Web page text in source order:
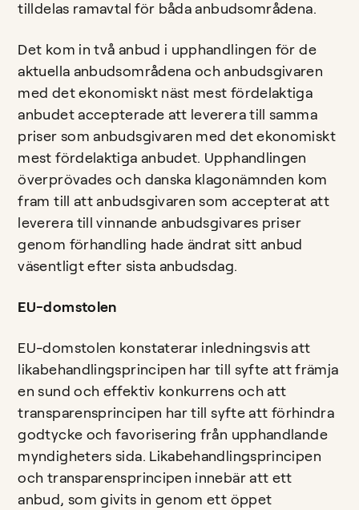
tilldelas ramavtal för båda anbudsområdena.
Det kom in två anbud i upphandlingen för de
aktuella anbudsområdena och anbudsgivaren
med det ekonomiskt näst mest fördelaktiga
anbudet accepterade att leverera till samma
priser som anbudsgivaren med det ekonomiskt
mest fördelaktiga anbudet. Upphandlingen
överprövades och danska klagonämnden kom
fram till att anbudsgivaren som accepterat att
leverera till vinnande anbudsgivares priser
genom förhandling hade ändrat sitt anbud
väsentligt efter sista anbudsdag.
EU-domstolen
EU-domstolen konstaterar inledningsvis att
likabehandlingsprincipen har till syfte att främja
en sund och effektiv konkurrens och att
transparensprincipen har till syfte att förhindra
godtycke och favorisering från upphandlande
myndigheters sida. Likabehandlingsprincipen
och transparensprincipen innebär att ett
anbud, som givits in genom ett öppet